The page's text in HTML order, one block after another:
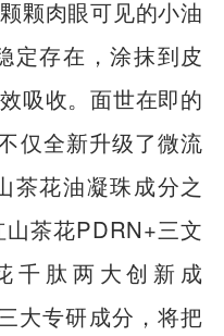
颗肉眼可见的小油
定存在，涂抹到皮
吸收。面世在即的
仅全新升级了微流
茶花油凝珠成分之
茶花PDRN+三文
千肽两大创新成
大专研成分，将把